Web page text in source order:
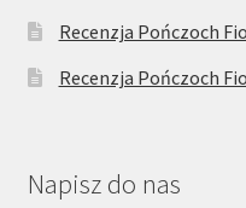
Recenzja Pończoch
Recenzja Pończoch
Napisz do nas